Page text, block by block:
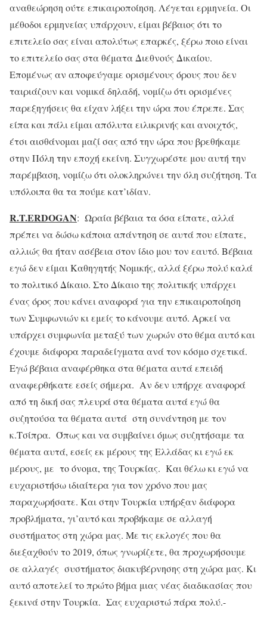
αναθεώρηση ούτε επικαιροποίηση. Λέγεται ερμηνεία. Οι
μέθοδοι ερμηνείας υπάρχουν, είμαι βέβαιος ότι το
επιτελείο σας είναι απολύτως επαρκές, ξέρω ποιo είναι
το επιτελείο σας στα θέματα Διεθνούς Δικαίου.
Επομένως αν αποφεύγαμε ορισμένους όρους που δεν
ταιριάζουν και νομικά δηλαδή, νομίζω ότι ορισμένες
παρεξηγήσεις θα είχαν λήξει την ώρα που έπρεπε. Σας
είπα και πάλι είμαι απόλυτα ειλικρινής και ανοιχτός,
έτσι αισθάνομαι μαζί σας από την ώρα που βρεθήκαμε
στην Πόλη την εποχή εκείνη. Συγχωρέστε μου αυτή την
παρέμβαση, νομίζω ότι ολοκληρώνει την όλη συζήτηση. Τα
υπόλοιπα θα τα πούμε κατ’ιδίαν.
R.T.ERDOGAN: Ωραία βέβαια τα όσα είπατε, αλλά
πρέπει να δώσω κάποια απάντηση σε αυτά που είπατε,
αλλιώς θα ήταν ασέβεια στον ίδιο μου τον εαυτό. Βέβαια
εγώ δεν είμαι Καθηγητής Νομικής, αλλά ξέρω πολύ καλά
το πολιτικό Δίκαιο. Στο Δίκαιο της πολιτικής υπάρχει
ένας όρος που κάνει αναφορά για την επικαιροποίηση
των Συμφωνιών κι εμείς το κάνουμε αυτό. Αρκεί να
υπάρχει συμφωνία μεταξύ των χωρών στο θέμα αυτό και
έχουμε διάφορα παραδείγματα ανά τον κόσμο σχετικά.
Εγώ βέβαια αναφέρθηκα στα θέματα αυτά επειδή
αναφερθήκατε εσείς σήμερα. Αν δεν υπήρχε αναφορά
από τη δική σας πλευρά στα θέματα αυτά εγώ θα
συζητούσα τα θέματα αυτά στη συνάντηση με τον
κ.Τσίπρα. Όπως και να συμβαίνει όμως συζητήσαμε τα
θέματα αυτά, εσείς εκ μέρους της Ελλάδας κι εγώ εκ
μέρους, με το όνομα, της Τουρκίας. Και θέλω κι εγώ να
ευχαριστήσω ιδιαίτερα για τον χρόνο που μας
παραχωρήσατε. Και στην Τουρκία υπήρξαν διάφορα
προβλήματα, γι’αυτό και προβήκαμε σε αλλαγή
συστήματος στη χώρα μας. Με τις εκλογές που θα
διεξαχθούν το 2019, όπως γνωρίζετε, θα προχωρήσουμε
σε αλλαγές συστήματος διακυβέρνησης στη χώρα μας. Κι
αυτό αποτελεί το πρώτο βήμα μιας νέας διαδικασίας που
ξεκινά στην Τουρκία. Σας ευχαριστώ πάρα πολύ.-